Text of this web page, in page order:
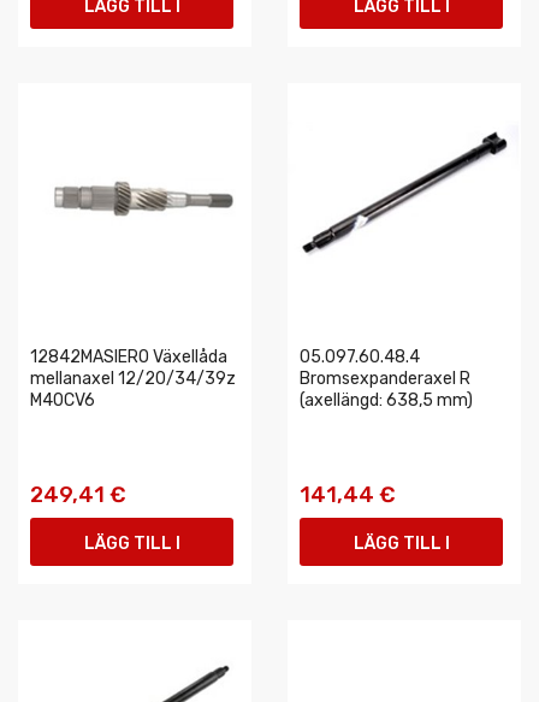
LÄGG TILL I LÄGG TILL I
12842MASIERO Växellåda
mellanaxel 12/20/34/39z
M40CV6
249,41 €
LÄGG TILL I
05.097.60.48.4
Bromsexpanderaxel R
(axellängd: 638,5 mm)
141,44 €
LÄGG TILL I